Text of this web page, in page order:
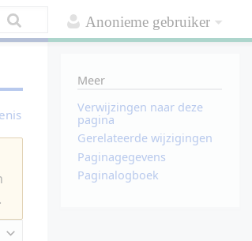
Anonieme gebruiker
Meer
Verwijzingen naar deze
pagina
Gerelateerde wijzigingen
Paginagegevens
Paginalogboek